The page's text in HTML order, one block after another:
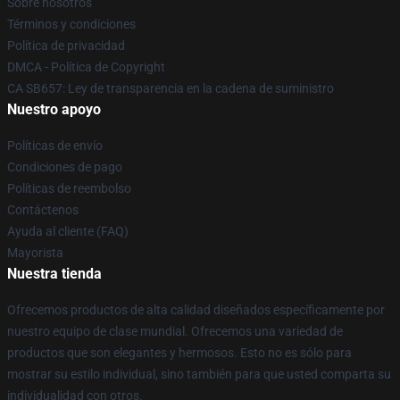
Términos y condiciones
Política de privacidad
DMCA - Política de Copyright
CA SB657: Ley de transparencia en la cadena de suministro
Nuestro apoyo
Políticas de envío
Condiciones de pago
Políticas de reembolso
Contáctenos
Ayuda al cliente (FAQ)
Mayorista
Nuestra tienda
Ofrecemos productos de alta calidad diseñados específicamente por
nuestro equipo de clase mundial. Ofrecemos una variedad de
productos que son elegantes y hermosos. Esto no es sólo para
mostrar su estilo individual, sino también para que usted comparta su
individualidad con otros.